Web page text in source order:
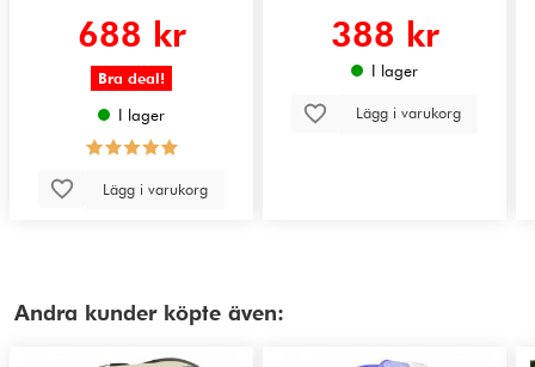
688 kr
Bra deal!
I lager
Lägg i varukorg
388 kr
I lager
Lägg i varukorg
Andra kunder köpte även: